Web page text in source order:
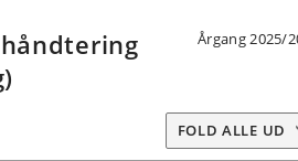
Årgang 2025/
FOLD ALLE UD